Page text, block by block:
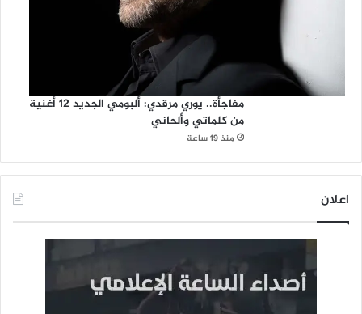
مفاجأة.. يوري مرقدي: ألبومي الجديد 12 أغنية
من كلماتي وألحاني
منذ 19 ساعة
اعلان